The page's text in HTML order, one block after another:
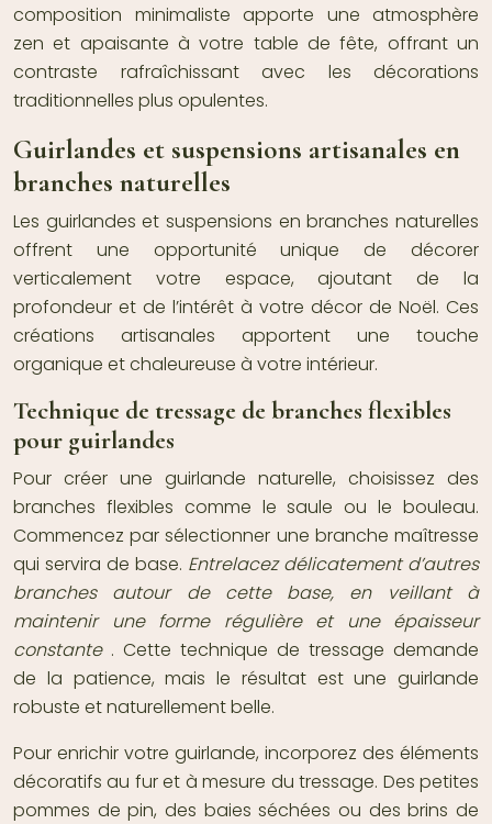
composition minimaliste apporte une atmosphère
zen et apaisante à votre table de fête, offrant un
contraste rafraîchissant avec les décorations
traditionnelles plus opulentes.
Guirlandes et suspensions artisanales en
branches naturelles
Les guirlandes et suspensions en branches naturelles
offrent une opportunité unique de décorer
verticalement votre espace, ajoutant de la
profondeur et de l’intérêt à votre décor de Noël. Ces
créations artisanales apportent une touche
organique et chaleureuse à votre intérieur.
Technique de tressage de branches flexibles
pour guirlandes
Pour créer une guirlande naturelle, choisissez des
branches flexibles comme le saule ou le bouleau.
Commencez par sélectionner une branche maîtresse
qui servira de base. Entrelacez délicatement d’autres
branches autour de cette base, en veillant à
maintenir une forme régulière et une épaisseur
constante . Cette technique de tressage demande
de la patience, mais le résultat est une guirlande
robuste et naturellement belle.
Pour enrichir votre guirlande, incorporez des éléments
décoratifs au fur et à mesure du tressage. Des petites
pommes de pin, des baies séchées ou des brins de